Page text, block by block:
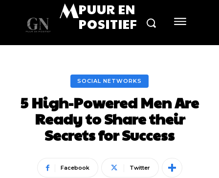
MPUUR EN
POSITIEF
SOCIAL NETWORKS
5 High-Powered Men Are
Ready to Share their
Secrets for Success
Facebook Twitter